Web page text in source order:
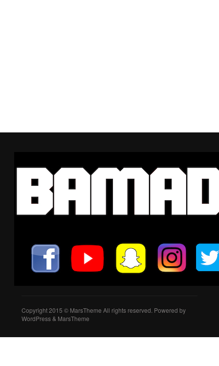
Copyright 2015 © MarsTheme All rights reserved. Powered by
WordPress & MarsTheme